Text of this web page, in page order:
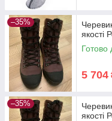
–35%
якості
Готово
5 704
–35%
якості